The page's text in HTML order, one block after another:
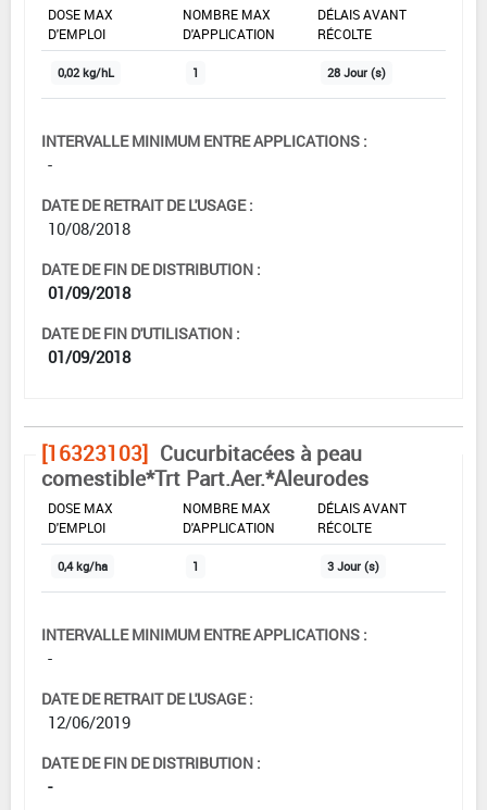
DOSE MAX
D'EMPLOI
NOMBRE MAX
D'APPLICATION
DÉLAIS AVANT
RÉCOLTE
0,02 kg/hL 1 28 Jour (s)
INTERVALLE MINIMUM ENTRE APPLICATIONS :
-
DATE DE RETRAIT DE L'USAGE :
10/08/2018
DATE DE FIN DE DISTRIBUTION :
01/09/2018
DATE DE FIN D'UTILISATION :
01/09/2018
[16323103] Cucurbitacées à peau
comestible*Trt Part.Aer.*Aleurodes
DOSE MAX
D'EMPLOI
NOMBRE MAX
D'APPLICATION
DÉLAIS AVANT
RÉCOLTE
0,4 kg/ha 1 3 Jour (s)
INTERVALLE MINIMUM ENTRE APPLICATIONS :
-
DATE DE RETRAIT DE L'USAGE :
12/06/2019
DATE DE FIN DE DISTRIBUTION :
-